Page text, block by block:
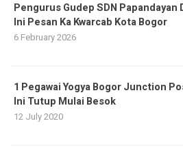
Pengurus Gudep SDN Papandayan
Ini Pesan Ka Kwarcab Kota Bogor
6 February 2026
1 Pegawai Yogya Bogor Junction
Ini Tutup Mulai Besok
12 July 2020